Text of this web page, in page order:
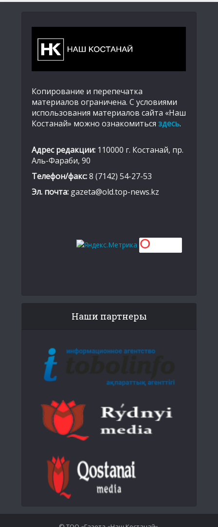
Копирование и перепечатка
материалов ограничена. С условиями
использования материалов сайта «Наш
Костанай» можно ознакомиться здесь.
Адрес редакции: 110000 г. Костанай, пр.
Аль-Фараби, 90
Телефон/факс:8 (7142) 54-27-53
Эл. почта: gazeta@old.top-news.kz
Наши партнеры